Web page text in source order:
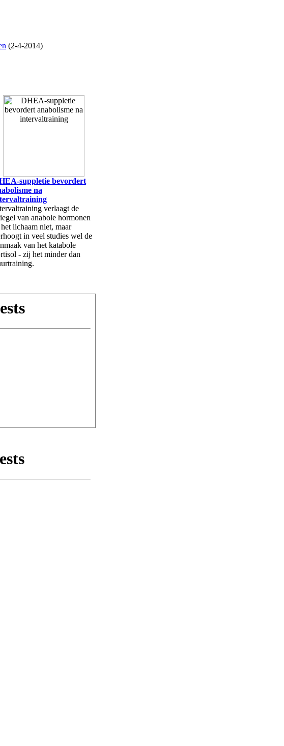
(2-4-2014)
suppletie bevordert
na
verlaagt de
van anabole hormonen
lichaam niet, maar
in veel studies wel de
van het katabole
- zij het minder dan